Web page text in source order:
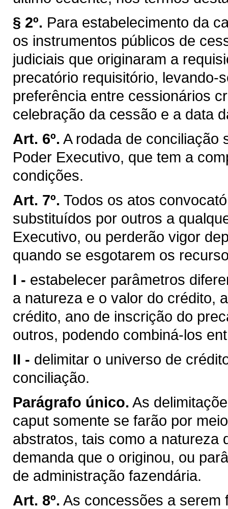
§ 2º. Para estabelecimento da
os instrumentos públicos de
judiciais que originaram a
precatório requisitório, levando-
preferência entre cessionários
celebração da cessão e a data
Art. 6º. A rodada de conciliação
Poder Executivo, que tem a
condições.
Art. 7º. Todos os atos
substituídos por outros a
Executivo, ou perderão vigor
quando se esgotarem os
I - estabelecer parâmetros
a natureza e o valor do crédito,
crédito, ano de inscrição do
outros, podendo combiná-los
II - delimitar o universo de
conciliação.
Parágrafo único. As
caput somente se farão por
abstratos, tais como a natureza
demanda que o originou, ou
de administração fazendária.
Art. 8º. As concessões a serem